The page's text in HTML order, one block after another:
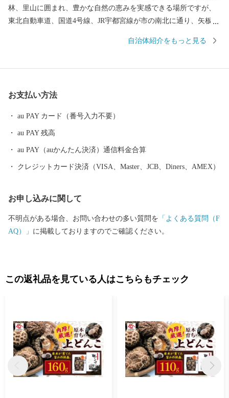
林、里山に囲まれ、豊かな自然の恵みを実感できる場所ですが、
東北自動車道、国道4号線、JR宇都宮線が市の南北に通り、矢板駅
す。 矢板市のシンボルでもある高原山には県民の森や八方ヶ原が
むことができます。 全国的に有名な観光地である日光や那須高
原、県都の宇都宮、いずれも車で1時間程度の場所に位置している
自治体紹介をもっと見る
お支払い方法
au PAY カード（番号入力不要）
au PAY 残高
au PAY（auかんたん決済）通信料金合算
クレジットカード決済（VISA、Master、JCB、Diners、AMEX）
お申し込みに関して
不明点がある場合、お問い合わせの多い質問を 「よくある質問（F
AQ）」 に掲載しておりますのでご確認ください。
この返礼品を見ている人はこちらもチェック